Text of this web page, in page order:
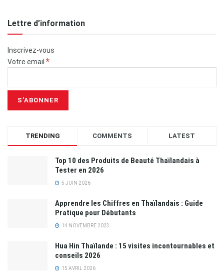
Lettre d’information
Inscrivez-vous
Votre email *
TRENDING COMMENTS LATEST
Top 10 des Produits de Beauté Thaïlandais à
Tester en 2026
5 JUIN 2026
Apprendre les Chiffres en Thaïlandais : Guide
Pratique pour Débutants
14 NOVEMBRE 2023
Hua Hin Thaïlande : 15 visites incontournables et
conseils 2026
15 AVRIL 2026